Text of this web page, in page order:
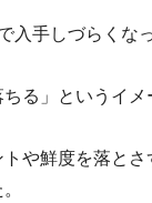
入手しづらくな
る」というイ
や鮮度を落と